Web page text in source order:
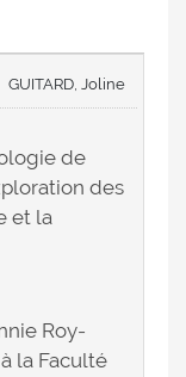
GUITARD, Joline
de
des
et la
Roy-
la Faculté